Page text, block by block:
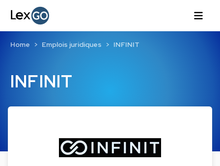
INFINIT
Home Emplois juridiques INFINIT